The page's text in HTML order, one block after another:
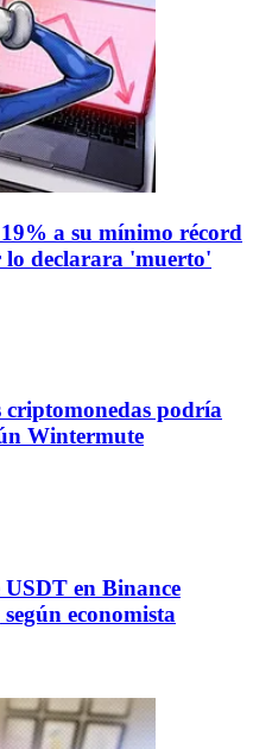
a su mínimo récord
lo declarara 'muerto'
criptomonedas podría
Wintermute
USDT en Binance
economista